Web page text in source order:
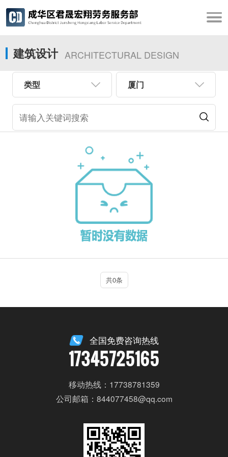
建筑设计 ARCHITECTURAL DESIGN
类型 厦门
共0条
全国免费咨询热线
17345725165
移动热线：17738781359
公司邮箱：844077458@qq.com